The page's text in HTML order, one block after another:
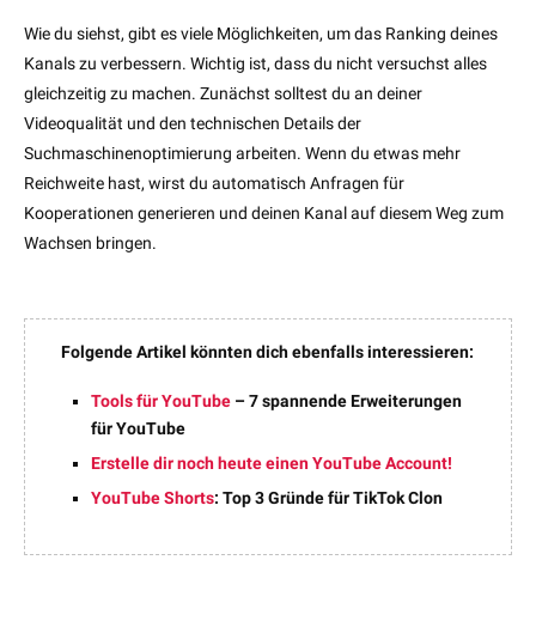
Wie du siehst, gibt es viele Möglichkeiten, um das Ranking deines
Kanals zu verbessern. Wichtig ist, dass du nicht versuchst alles
gleichzeitig zu machen. Zunächst solltest du an deiner
Videoqualität und den technischen Details der
Suchmaschinenoptimierung arbeiten. Wenn du etwas mehr
Reichweite hast, wirst du automatisch Anfragen für
Kooperationen generieren und deinen Kanal auf diesem Weg zum
Wachsen bringen.
Folgende Artikel könnten dich ebenfalls interessieren:
Tools für YouTube – 7 spannende Erweiterungen
für YouTube
Erstelle dir noch heute einen YouTube Account!
YouTube Shorts: Top 3 Gründe für TikTok Clon